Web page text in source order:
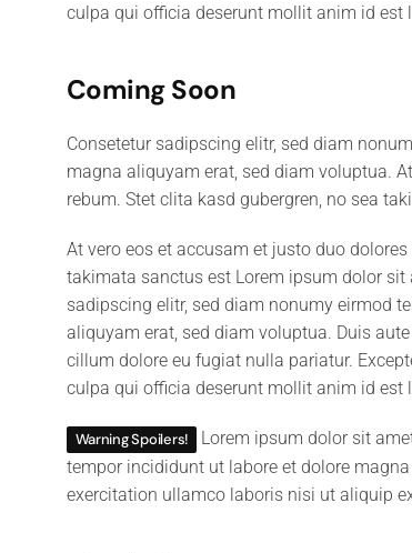
culpa qui officia deserunt mollit anim id est
Coming Soon
Consetetur sadipscing elitr, sed diam
magna aliquyam erat, sed diam voluptua.
rebum. Stet clita kasd gubergren, no sea
At vero eos et accusam et justo duo
takimata sanctus est Lorem ipsum dolor
sadipscing elitr, sed diam nonumy eirmod
aliquyam erat, sed diam voluptua. Duis
cillum dolore eu fugiat nulla pariatur.
culpa qui officia deserunt mollit anim id est
Warning Spoilers!
Lorem ipsum dolor sit
tempor incididunt ut labore et dolore
exercitation ullamco laboris nisi ut aliquip